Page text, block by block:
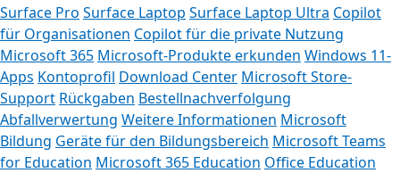
Surface Pro Surface Laptop Surface Laptop Ultra Copilot
für Organisationen Copilot für die private Nutzung
Microsoft 365 Microsoft-Produkte erkunden Windows 11-
Apps Kontoprofil Download Center Microsoft Store-
Support Rückgaben Bestellnachverfolgung
Abfallverwertung Weitere Informationen Microsoft
Bildung Geräte für den Bildungsbereich Microsoft Teams
for Education Microsoft 365 Education Office Education